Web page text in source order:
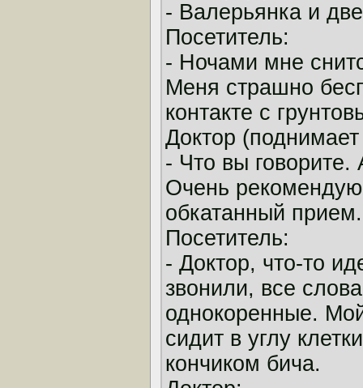
- Валерьянка и
Посетитель:
- Ночами мне
Меня страшно
контакте с
Доктор (поднимает
- Что вы
Очень
обкатанный прием.
Посетитель:
- Доктор, что-то
звонили, все
однокоренные.
сидит в углу
кончиком бича.